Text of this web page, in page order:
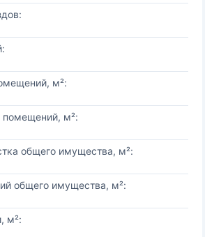
м²:
м²:
общего имущества, м²:
общего имущества, м²:
м²: